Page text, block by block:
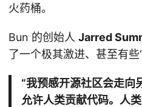
火药桶。
Bun 的创始人 Jarred
了一个极其激进、甚至有些
“我预感开源社区会走向
允许人类贡献代码。人